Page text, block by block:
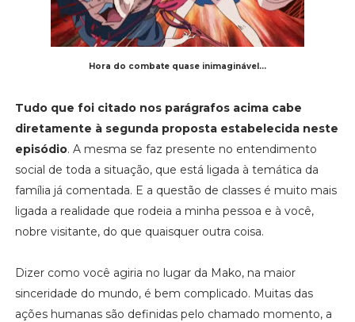
Hora do combate quase inimaginável...
Tudo que foi citado nos parágrafos acima cabe
diretamente à segunda proposta estabelecida neste
episódio. A mesma se faz presente no entendimento
social de toda a situação, que está ligada à temática da
família já comentada. E a questão de classes é muito mais
ligada a realidade que rodeia a minha pessoa e à você,
nobre visitante, do que quaisquer outra coisa.
Dizer como você agiria no lugar da Mako, na maior
sinceridade do mundo, é bem complicado. Muitas das
ações humanas são definidas pelo chamado momento, a